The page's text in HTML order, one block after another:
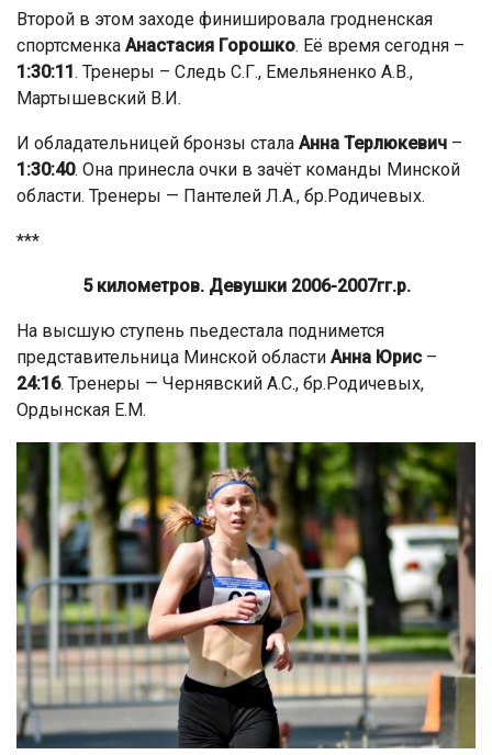
Второй в этом заходе финишировала гродненская
спортсменка Анастасия Горошко. Её время сегодня –
1:30:11. Тренеры – Следь С.Г., Емельяненко А.В.,
Мартышевский В.И.
И обладательницей бронзы стала Анна Терлюкевич –
1:30:40. Она принесла очки в зачёт команды Минской
области. Тренеры — Пантелей Л.А., бр.Родичевых.
***
5 километров. Девушки 2006-2007гг.р.
На высшую ступень пьедестала поднимется
представительница Минской области Анна Юрис –
24:16. Тренеры — Чернявский А.С., бр.Родичевых,
Ордынская Е.М.